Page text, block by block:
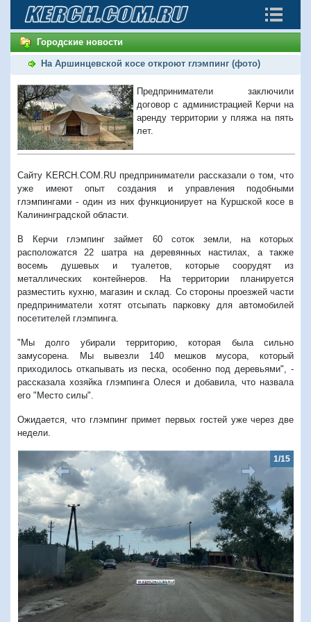
Городские новости
На Аршинцевской косе откроют глэмпинг (фото)
Предприниматели заключили
договор с администрацией Керчи на
аренду территории у пляжа на пять
лет.
Сайту KERCH.COM.RU предприниматели рассказали о том, что
уже имеют опыт создания и управления подобными
глэмпингами - один из них функционирует на Куршской косе в
Калининградской области.
В Керчи глэмпинг займет 60 соток земли, на которых
расположатся 22 шатра на деревянных настилах, а также
восемь душевых и туалетов, которые соорудят из
металлических контейнеров. На территории планируется
разместить кухню, магазин и склад. Со стороны проезжей части
предприниматели хотят отсыпать парковку для автомобилей
посетителей глэмпинга.
"Мы долго убирали территорию, которая была сильно
замусорена. Мы вывезли 140 мешков мусора, который
приходилось откапывать из песка, особенно под деревьями", -
рассказала хозяйка глэмпинга Олеся и добавила, что назвала
его "Место силы".
Ожидается, что глэмпинг примет первых гостей уже через две
недели.
1/15
Предыдущий